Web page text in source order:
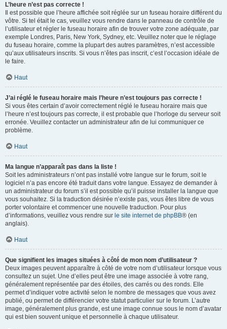
L’heure n’est pas correcte !
Il est possible que l’heure affichée soit réglée sur un fuseau horaire différent du
vôtre. Si tel était le cas, veuillez vous rendre dans le panneau de contrôle de
l’utilisateur et régler le fuseau horaire afin de trouver votre zone adéquate, par
exemple Londres, Paris, New York, Sydney, etc. Veuillez noter que le réglage
du fuseau horaire, comme la plupart des autres paramètres, n’est accessible
qu’aux utilisateurs inscrits. Si vous n’êtes pas inscrit, c’est l’occasion idéale de
le faire.
Haut
J’ai réglé le fuseau horaire mais l’heure n’est toujours pas correcte !
Si vous êtes certain d’avoir correctement réglé le fuseau horaire mais que
l’heure n’est toujours pas correcte, il est probable que l’horloge du serveur soit
erronée. Veuillez contacter un administrateur afin de lui communiquer ce
problème.
Haut
Ma langue n’apparaît pas dans la liste !
Soit les administrateurs n’ont pas installé votre langue sur le forum, soit le
logiciel n’a pas encore été traduit dans votre langue. Essayez de demander à
un administrateur du forum s’il est possible qu’il puisse installer la langue que
vous souhaitez. Si la traduction désirée n’existe pas, vous êtes libre de vous
porter volontaire et commencer une nouvelle traduction. Pour plus
d’informations, veuillez vous rendre sur le site internet de phpBB® (en
anglais).
Haut
Que signifient les images situées à côté de mon nom d’utilisateur ?
Deux images peuvent apparaître à côté de votre nom d’utilisateur lorsque vous
consultez un sujet. Une d’elles peut être une image associée à votre rang,
généralement représentée par des étoiles, des carrés ou des ronds. Elle
permet d’indiquer votre activité selon le nombre de messages que vous avez
publié, ou permet de différencier votre statut particulier sur le forum. L’autre
image, généralement plus grande, est une image connue sous le nom d’avatar
qui est bien souvent unique et personnelle à chaque utilisateur.